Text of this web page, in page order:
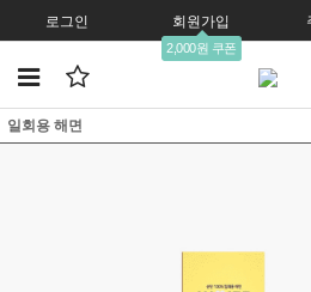
로그인 회원가입
2,000원 쿠폰
일회용 해면